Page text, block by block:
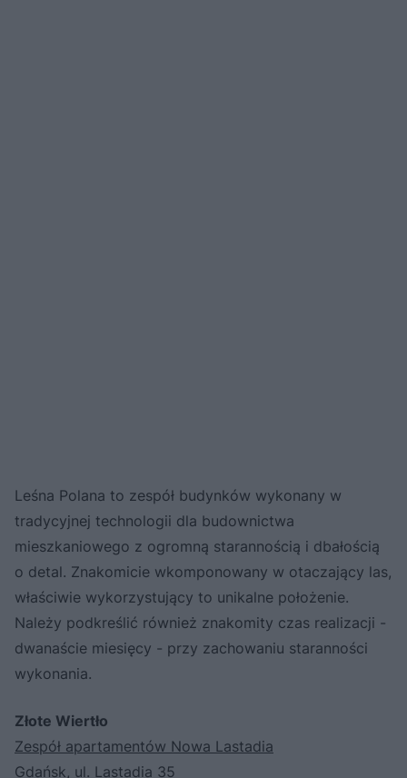
Leśna Polana to zespół budynków wykonany w
tradycyjnej technologii dla budownictwa
mieszkaniowego z ogromną starannością i dbałością
o detal. Znakomicie wkomponowany w otaczający las,
właściwie wykorzystujący to unikalne położenie.
Należy podkreślić również znakomity czas realizacji -
dwanaście miesięcy - przy zachowaniu staranności
wykonania.
Złote Wiertło
Zespół apartamentów Nowa Lastadia
Gdańsk, ul. Lastadia 35